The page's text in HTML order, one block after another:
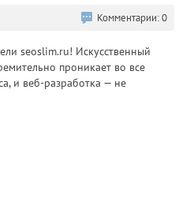
Комментарии: 0
seoslim.ru! Искусственный
проникает во все
и веб-разработка — не